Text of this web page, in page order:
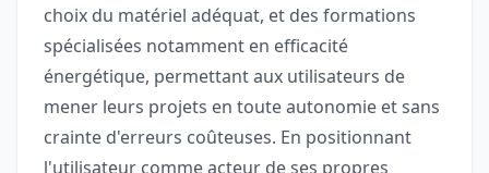
choix du matériel adéquat, et des formations
spécialisées notamment en efficacité
énergétique, permettant aux utilisateurs de
mener leurs projets en toute autonomie et sans
crainte d'erreurs coûteuses. En positionnant
l'utilisateur comme acteur de ses propres